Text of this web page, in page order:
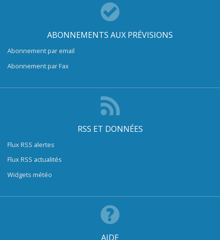
ABONNEMENTS AUX PRÉVISIONS
Abonnement par email
Abonnement par Fax
RSS ET DONNÉES
Flux RSS alertes
Flux RSS actualités
Widgets météo
AIDE